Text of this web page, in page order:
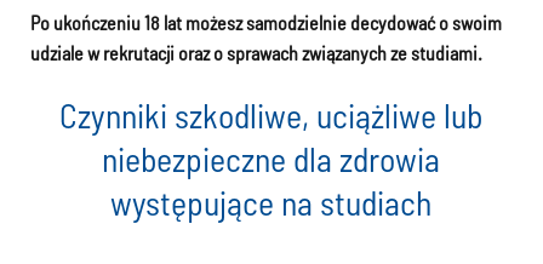
Po ukończeniu 18 lat możesz samodzielnie decydować o swoim
udziale w rekrutacji oraz o sprawach związanych ze studiami.
Czynniki szkodliwe, uciążliwe lub
niebezpieczne dla zdrowia
występujące na studiach